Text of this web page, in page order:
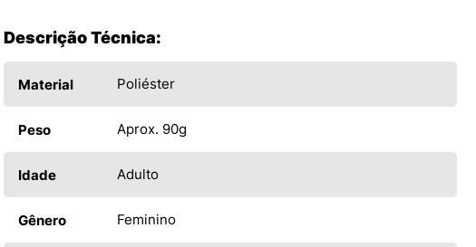
Descrição Técnica:
Material Poliéster
Peso Aprox. 90g
Idade Adulto
Gênero Feminino